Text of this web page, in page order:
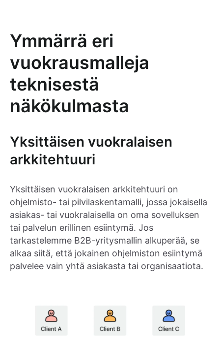
Ymmärrä eri
vuokrausmalleja
teknisestä
näkökulmasta
Yksittäisen vuokralaisen
arkkitehtuuri
Yksittäisen vuokralaisen arkkitehtuuri on
ohjelmisto- tai pilvilaskentamalli, jossa jokaisella
asiakas- tai vuokralaisella on oma sovelluksen
tai palvelun erillinen esiintymä. Jos
tarkastelemme B2B-yritysmallin alkuperää, se
alkaa siitä, että jokainen ohjelmiston esiintymä
palvelee vain yhtä asiakasta tai organisaatiota.